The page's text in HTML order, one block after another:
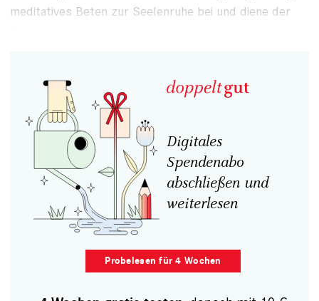
meditatives Beten zur Seelenruhe bei und diene der
Digitales
Spendenabo
abschließen und
weiterlesen
Probelesen für 4 Wochen